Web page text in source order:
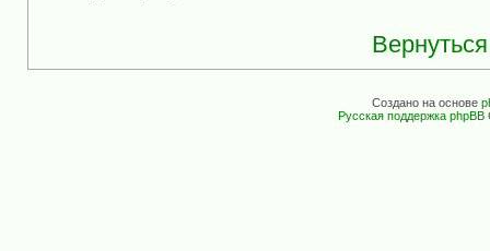
Создано на основе
Русская поддержка phpBB